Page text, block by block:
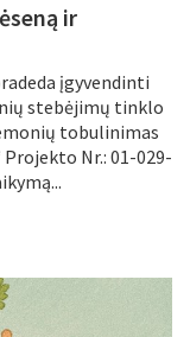
ir
įgyvendinti
stebėjimų tinklo
tobulinimas
Nr.: 01-029-